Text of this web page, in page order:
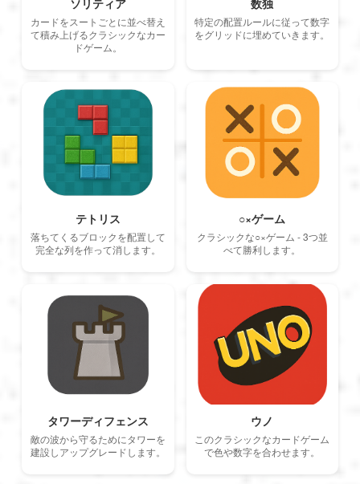
ソリティア
カードをスートごとに並べ替え
て積み上げるクラシックなカー
ドゲーム。
数独
特定の配置ルールに従って数字
をグリッドに埋めていきます。
テトリス
落ちてくるブロックを配置して
完全な列を作って消します。
○×ゲーム
クラシックな○×ゲーム - 3つ並
べて勝利します。
タワーディフェンス
敵の波から守るためにタワーを
建設しアップグレードします。
ウノ
このクラシックなカードゲーム
で色や数字を合わせます。